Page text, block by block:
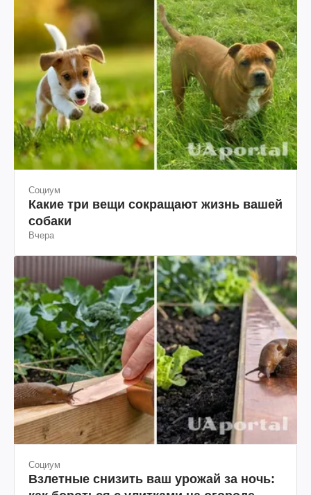
Социум
Какие три вещи сокращают жизнь вашей
собаки
Вчера
Социум
Взлетные снизить ваш урожай за ночь: